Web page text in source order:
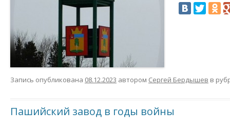
Запись опубликована 08.12.2023 автором Сергей Бердышев в
Пашийский завод в годы войны